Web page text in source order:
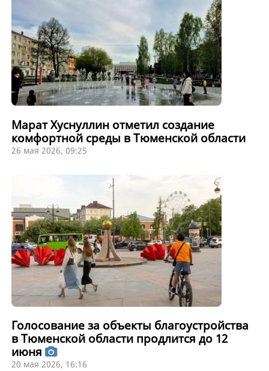
Марат Хуснуллин отметил создание
комфортной среды в Тюменской области
26 мая 2026, 09:25
Голосование за объекты благоустройства
в Тюменской области продлится до 12
июня
20 мая 2026, 16:16